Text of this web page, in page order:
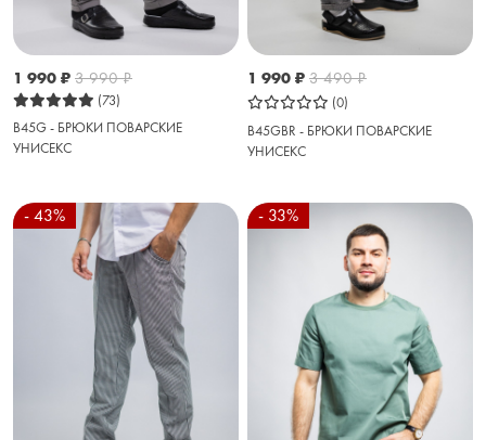
1 990 ₽ 3 990₽
(73)
B45G - БРЮКИ ПОВАРСКИЕ
УНИСЕКС
1 990 ₽ 3 490₽
(0)
B45GBR - БРЮКИ ПОВАРСКИЕ
УНИСЕКС
- 43% - 33%